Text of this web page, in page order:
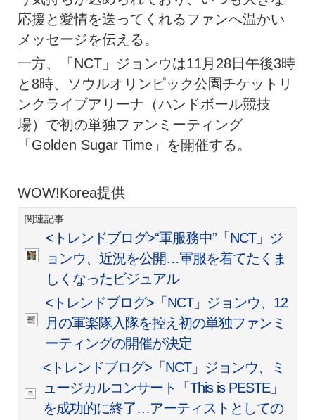
応援と愛情を送ってくれるファンへ温かい
メッセージを伝える。
一方、「NCT」ジョンウは11月28日午後3時
と8時、ソウルオリンピック公園チケットリ
ンクライブアリーナ（ハンドボール競技
場）で初の単独ファンミーティング
「Golden Sugar Time」を開催する。
WOW!Korea提供
関連記事
<トレンドブログ>“軍服務中”「NCT」ジ
ョンウ、近況を公開…軍服を着てたくま
しくなったビジュアル
<トレンドブログ>「NCT」ジョンウ、12
月の軍楽隊入隊を控え初の単独ファンミ
ーティングの開催が決定
<トレンドブログ>「NCT」ジョンウ、ミ
ュージカルコンサート「This is PESTE」
を成功的に終了…アーティストとしての